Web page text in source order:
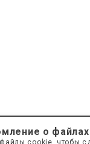
пространство
о
cookie, чтобы